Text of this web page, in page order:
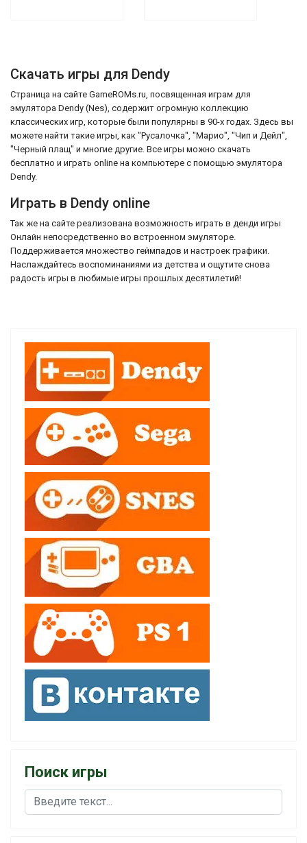
Скачать игры для Dendy
Страница на сайте GameROMs.ru, посвященная играм для
эмулятора Dendy (Nes), содержит огромную коллекцию
классических игр, которые были популярны в 90-х годах. Здесь вы
можете найти такие игры, как "Русалочка", "Марио", "Чип и Дейл",
"Черный плащ" и многие другие. Все игры можно скачать
бесплатно и играть online на компьютере с помощью эмулятора
Dendy.
Играть в Dendy online
Так же на сайте реализована возможность играть в денди игры
Онлайн непосредственно во встроенном эмуляторе.
Поддерживается множество геймпадов и настроек графики.
Наслаждайтесь воспоминаниями из детства и ощутите снова
радость игры в любимые игры прошлых десятилетий!
Поиск игры
Поиск